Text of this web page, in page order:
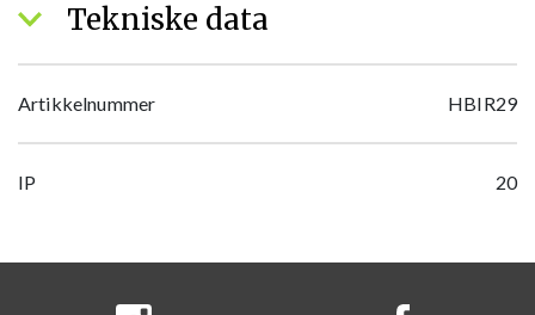
Tekniske data
Artikkelnummer HBIR29
IP 20